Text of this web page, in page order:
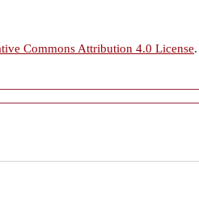
Commons Attribution 4.0 License.